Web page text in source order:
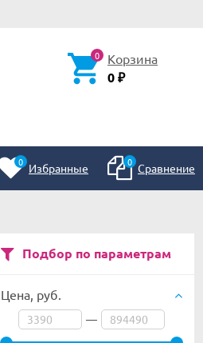
0 Корзина
0 ₽
0 Избранные 0 Сравнение
Подбор по параметрам
Цена, руб.
—